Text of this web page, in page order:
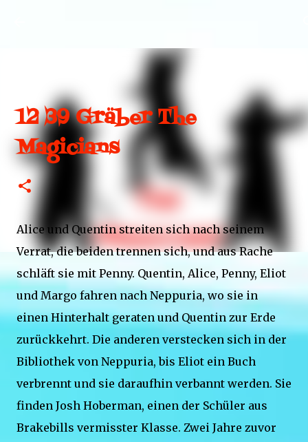
12 39 Gräber The
Magicians
Alice und Quentin streiten sich nach seinem
Verrat, die beiden trennen sich, und aus Rache
schläft sie mit Penny. Quentin, Alice, Penny, Eliot
und Margo fahren nach Neppuria, wo sie in
einen Hinterhalt geraten und Quentin zur Erde
zurückkehrt. Die anderen verstecken sich in der
Bibliothek von Neppuria, bis Eliot ein Buch
verbrennt und sie daraufhin verbannt werden. Sie
finden Josh Hoberman, einen der Schüler aus
Brakebills vermisster Klasse. Zwei Jahre zuvor